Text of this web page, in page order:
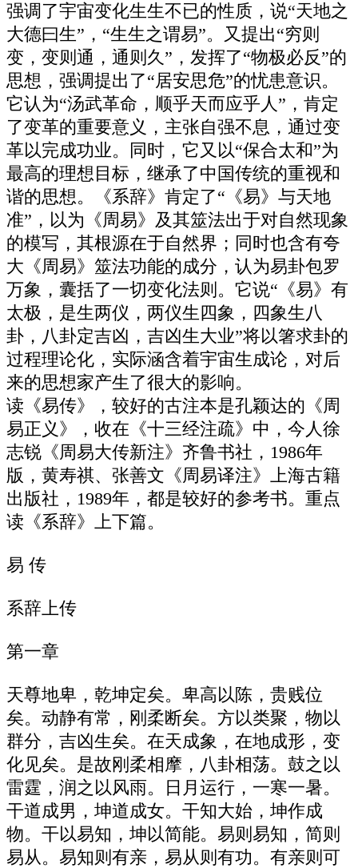
强调了宇宙变化生生不已的性质，说“天地之
大德曰生”，“生生之谓易”。又提出“穷则
变，变则通，通则久”，发挥了“物极必反”的
思想，强调提出了“居安思危”的忧患意识。
它认为“汤武革命，顺乎天而应乎人”，肯定
了变革的重要意义，主张自强不息，通过变
革以完成功业。同时，它又以“保合太和”为
最高的理想目标，继承了中国传统的重视和
谐的思想。《系辞》肯定了“《易》与天地
准”，以为《周易》及其筮法出于对自然现象
的模写，其根源在于自然界；同时也含有夸
大《周易》筮法功能的成分，认为易卦包罗
万象，囊括了一切变化法则。它说“《易》有
太极，是生两仪，两仪生四象，四象生八
卦，八卦定吉凶，吉凶生大业”将以箸求卦的
过程理论化，实际涵含着宇宙生成论，对后
来的思想家产生了很大的影响。
读《易传》，较好的古注本是孔颖达的《周
易正义》，收在《十三经注疏》中，今人徐
志锐《周易大传新注》齐鲁书社，1986年
版，黄寿祺、张善文《周易译注》上海古籍
出版社，1989年，都是较好的参考书。重点
读《系辞》上下篇。
易 传
系辞上传
第一章
天尊地卑，乾坤定矣。卑高以陈，贵贱位
矣。动静有常，刚柔断矣。方以类聚，物以
群分，吉凶生矣。在天成象，在地成形，变
化见矣。是故刚柔相摩，八卦相荡。鼓之以
雷霆，润之以风雨。日月运行，一寒一暑。
干道成男，坤道成女。干知大始，坤作成
物。干以易知，坤以简能。易则易知，简则
易从。易知则有亲，易从则有功。有亲则可